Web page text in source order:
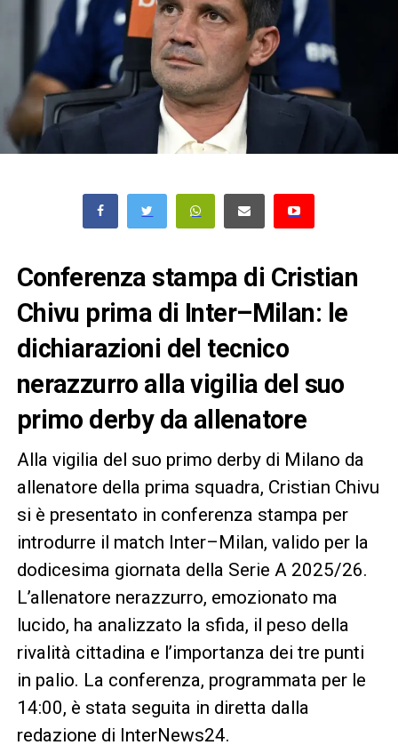
Conferenza stampa di Cristian
Chivu prima di Inter–Milan: le
dichiarazioni del tecnico
nerazzurro alla vigilia del suo
primo derby da allenatore
Alla vigilia del suo primo derby di Milano da
allenatore della prima squadra, Cristian Chivu
si è presentato in conferenza stampa per
introdurre il match Inter–Milan, valido per la
dodicesima giornata della Serie A 2025/26.
L’allenatore nerazzurro, emozionato ma
lucido, ha analizzato la sfida, il peso della
rivalità cittadina e l’importanza dei tre punti
in palio. La conferenza, programmata per le
14:00, è stata seguita in diretta dalla
redazione di InterNews24.